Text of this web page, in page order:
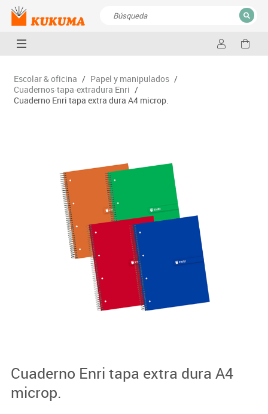
CERRAR
Escolar & oficina / Papel y manipulados /
Cuadernos·tapa·extradura Enri /
Cuaderno Enri tapa extra dura A4 microp.
Cuaderno Enri tapa extra dura A4
microp.